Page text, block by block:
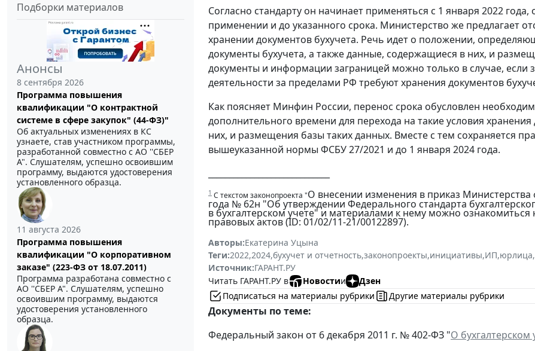
Подборки материалов
Анонсы
8 сентября 2026
Программа повышения
квалификации "О контрактной
системе в сфере закупок" (44-ФЗ)"
Об актуальных изменениях в КС
узнаете, став участником программы,
разработанной совместно с АО ''СБЕР
А". Слушателям, успешно освоившим
программу, выдаются удостоверения
установленного образца.
11 августа 2026
Программа повышения
квалификации "О корпоративном
заказе" (223-ФЗ от 18.07.2011)
Программа разработана совместно с
АО ''СБЕР А". Слушателям, успешно
освоившим программу, выдаются
удостоверения установленного
образца.
Согласно стандарту он начинает применяться с 1 января 2022
применении и до указанного срока. Министерство же предлагает
хранении документов бухучета. Речь идет о положении,
документы бухучета, а также данные, содержащиеся в них, и
документы и информации заграницей можно только в случае, если
деятельности за пределами РФ требуют хранения документов
Как поясняет Минфин России, перенос срока обусловлен
дополнительного времени для перехода на такие условия
них, и размещения базы таких данных. Вместе с тем сохраняется
вышеуказанной нормы ФСБУ 27/2021 и до 1 января 2024 года.
1 С текстом законопроекта "О внесении изменения в приказ
года № 62н "Об утверждении Федерального стандарта
в бухгалтерском учете" и материалами к нему можно
правовых актов (ID: 01/02/11-21/00122897).
Авторы:Екатерина Уцына
Теги:2022,2024,бухучет и отчетность,законопроекты,инициативы,ИП,юрлица,
Источник:ГАРАНТ.РУ
Читать ГАРАНТ.РУ в
Новостии
Дзен
Подписаться на материалы рубрики
Другие материалы рубрики
Документы по теме:
Федеральный закон от 6 декабря 2011 г. № 402-ФЗ "О бухгалтерском